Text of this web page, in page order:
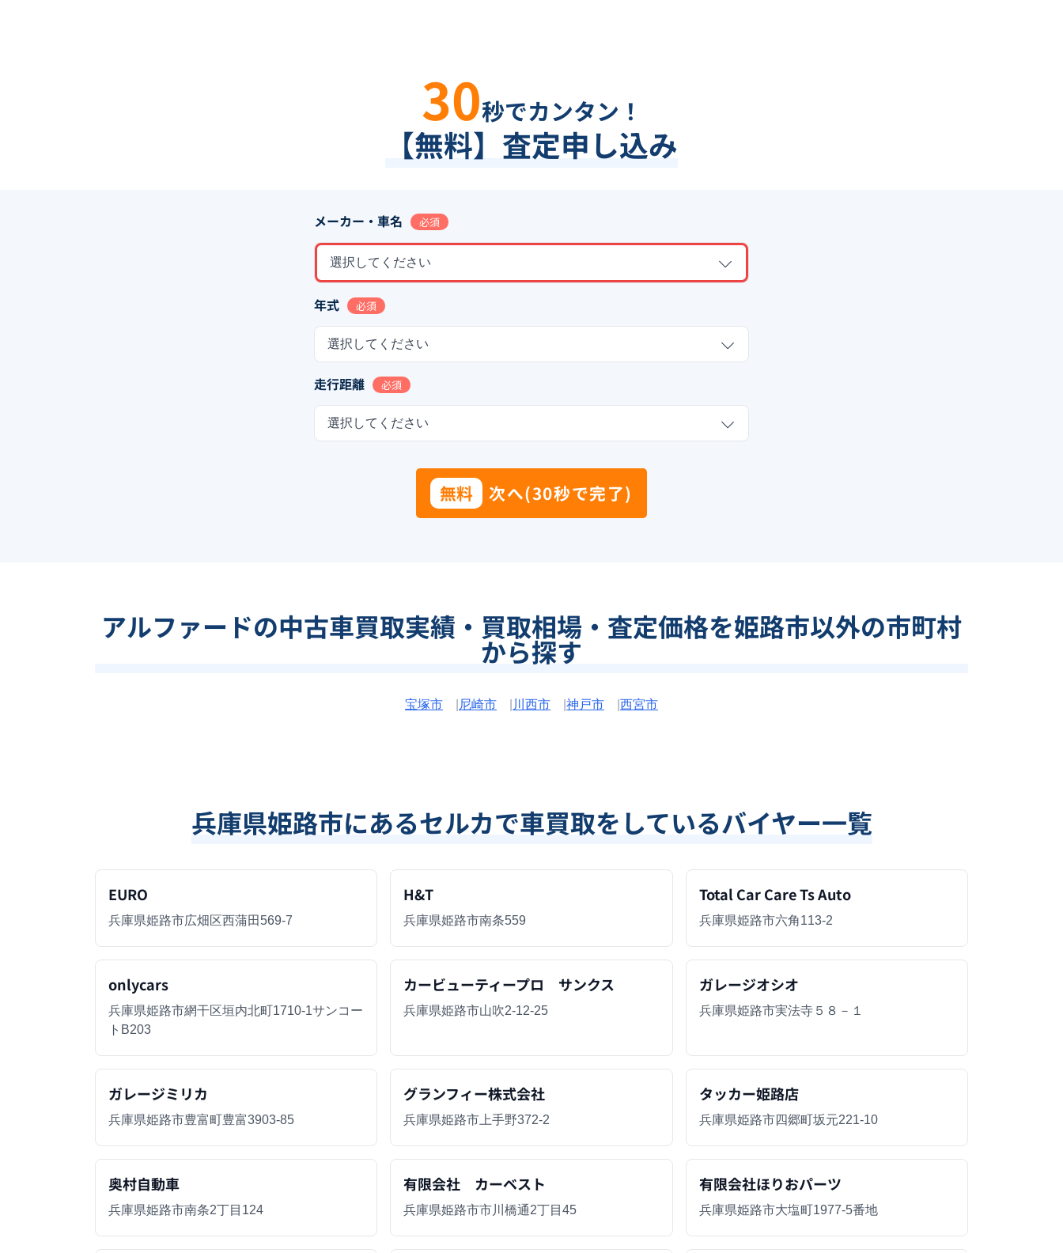
30秒でカンタン！
【無料】査定申し込み
メーカー・車名 必須
選択してください
年式 必須
選択してください
走行距離 必須
選択してください
無料 次へ(30秒で完了)
アルファードの中古車買取実績・買取相場・査定価格を姫路市以外の市町村
から探す
宝塚市 尼崎市 川西市 神戸市 西宮市
兵庫県姫路市にあるセルカで車買取をしているバイヤー一覧
EURO
兵庫県姫路市広畑区西蒲田569-7
H&T
兵庫県姫路市南条559
Total Car Care Ts Auto
兵庫県姫路市六角113-2
onlycars
兵庫県姫路市網干区垣内北町1710-1サンコー
トB203
カービューティープロ サンクス
兵庫県姫路市山吹2-12-25
ガレージオシオ
兵庫県姫路市実法寺５８－１
ガレージミリカ
兵庫県姫路市豊富町豊富3903-85
グランフィー株式会社
兵庫県姫路市上手野372-2
タッカー姫路店
兵庫県姫路市四郷町坂元221-10
奥村自動車
兵庫県姫路市南条2丁目124
有限会社 カーベスト
兵庫県姫路市市川橋通2丁目45
有限会社ほりおパーツ
兵庫県姫路市大塩町1977-5番地